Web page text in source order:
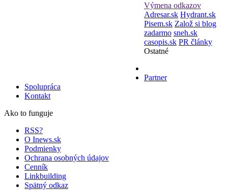
Výmena odkazov
Adresar.sk Hydrant.sk
Pisem.sk Založ si blog
zadarmo sneh.sk
casopis.sk PR články
Ostatné
Partner
Spolupráca
Kontakt
Ako to funguje
RSS?
O Inews.sk
Podmienky
Ochrana osobných údajov
Cenník
Linkbuilding
Spätný odkaz